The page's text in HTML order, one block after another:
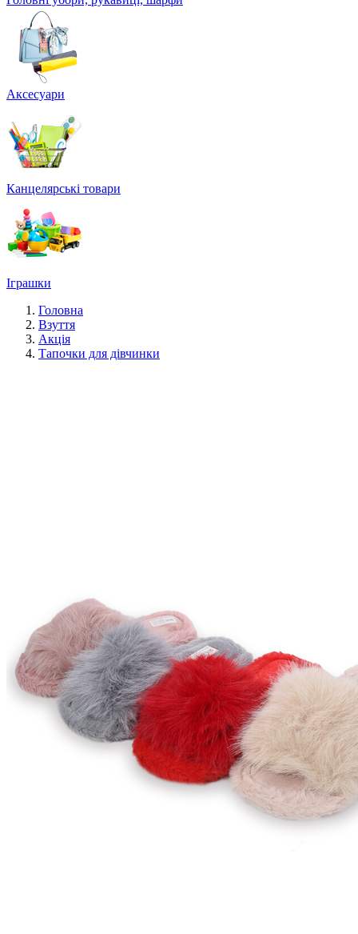
Аксесуари
Канцелярські товари
Іграшки
Головна
Взуття
Акція
Тапочки для дівчинки